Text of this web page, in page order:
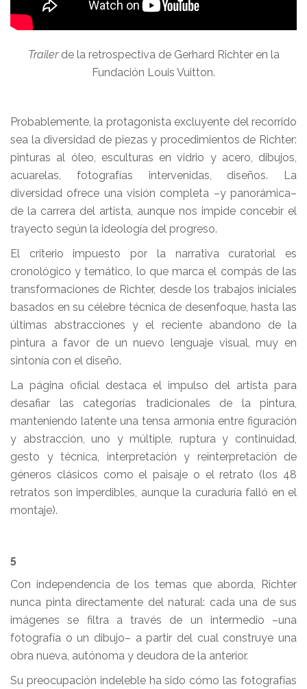
Trailerde la retrospectiva de Gerhard Richter en la
Fundación Louis Vuitton.
Probablemente, la protagonista excluyente del recorrido
sea la diversidad de piezas y procedimientos de Richter:
pinturas al óleo, esculturas en vidrio y acero, dibujos,
acuarelas, fotografías intervenidas, diseños. La
diversidad ofrece una visión completa –y panorámica–
de la carrera del artista, aunque nos impide concebir el
trayecto según la ideología del progreso.
El criterio impuesto por la narrativa curatorial es
cronológico y temático, lo que marca el compás de las
transformaciones de Richter, desde los trabajos iniciales
basados en su célebre técnica de desenfoque, hasta las
últimas abstracciones y el reciente abandono de la
pintura a favor de un nuevo lenguaje visual, muy en
sintonía con el diseño.
La página oficial destaca el impulso del artista para
desafiar las categorías tradicionales de la pintura,
manteniendo latente una tensa armonía entre figuración
y abstracción, uno y múltiple, ruptura y continuidad,
gesto y técnica, interpretación y reinterpretación de
géneros clásicos como el paisaje o el retrato (los 48
retratos son imperdibles, aunque la curaduría falló en el
montaje).
5
Con independencia de los temas que aborda, Richter
nunca pinta directamente del natural: cada una de sus
imágenes se filtra a través de un intermedio –una
fotografía o un dibujo– a partir del cual construye una
obra nueva, autónoma y deudora de la anterior.
Su preocupación indeleble ha sido cómo las fotografías